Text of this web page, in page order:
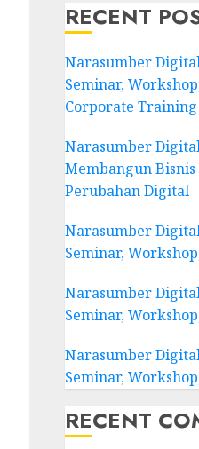
RECENT
Narasumber
Seminar,
Corporate Training
Narasumber
Membangun
Perubahan Digital
Narasumber
Seminar,
Narasumber
Seminar,
Narasumber
Seminar,
RECENT